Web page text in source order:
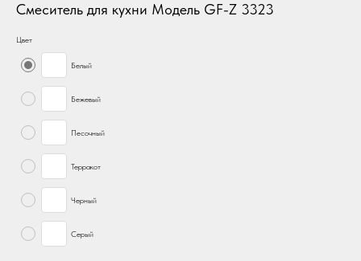
Смеситель для кухни Модель GF-Z 3323
Цвет
Белый
Бежевый
Песочный
Терракот
Черный
Серый